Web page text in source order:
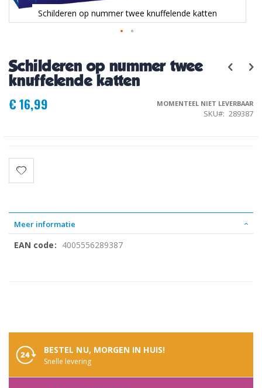
Schilderen op nummer twee
knuffelende katten
€ 16,99 MOMENTEEL NIET LEVERBAAR
SKU 289387
Schilderen op nummer twee knuffelende katten
het
begin
van
de
afbeeldingen-
Meer informatie
Meer
4005556289387
BESTEL NU, MORGEN IN HUIS!
Snelle levering